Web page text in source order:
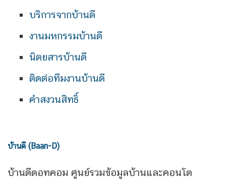
บริการจากบ้านดี
งานมหกรรมบ้านดี
นิตยสารบ้านดี
ติดต่อทีมงานบ้านดี
คำสงวนสิทธิ์
บ้านดี (Baan-D)
บ้านดีดอทคอม ศูนย์รวมข้อมูลบ้านและคอนโด